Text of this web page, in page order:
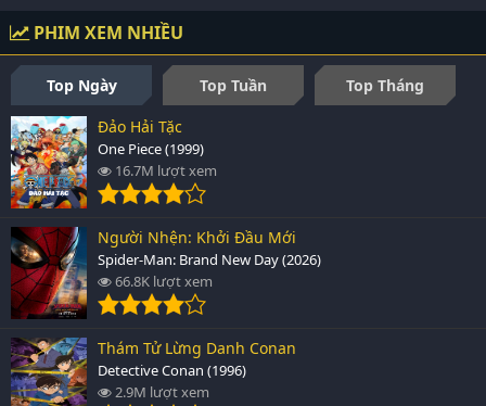
PHIM XEM NHIỀU
Top Ngày Top Tuần
Top Tháng
Đảo Hải Tặc
One Piece (1999)
16.7M lượt xem
Người Nhện: Khởi Đầu Mới
Spider-Man: Brand New Day (2026)
66.8K lượt xem
Thám Tử Lừng Danh Conan
Detective Conan (1996)
2.9M lượt xem